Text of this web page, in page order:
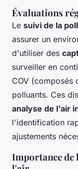
Évaluations
Le suivi de la
assurer un
d'utiliser des
surveiller en
COV (composés
polluants. Ces
analyse de l'air
l'identification
ajustements
Importance